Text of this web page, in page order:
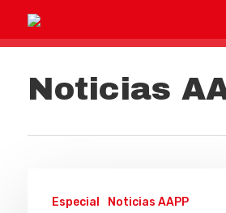
Hit enter to search or ESC to
Noticias
Especial Noticias AAPP